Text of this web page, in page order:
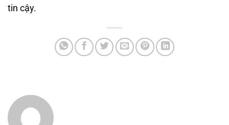
tin cậy.